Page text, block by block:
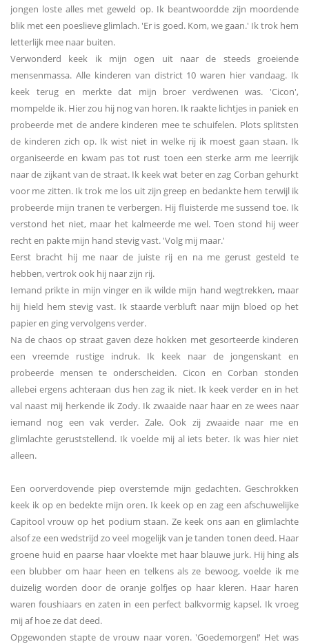
jongen loste alles met geweld op. Ik beantwoordde zijn moordende
blik met een poeslieve glimlach. 'Er is goed. Kom, we gaan.' Ik trok hem
letterlijk mee naar buiten.
Verwonderd keek ik mijn ogen uit naar de steeds groeiende
mensenmassa. Alle kinderen van district 10 waren hier vandaag. Ik
keek terug en merkte dat mijn broer verdwenen was. 'Cicon',
mompelde ik. Hier zou hij nog van horen. Ik raakte lichtjes in paniek en
probeerde met de andere kinderen mee te schuifelen. Plots splitsten
de kinderen zich op. Ik wist niet in welke rij ik moest gaan staan. Ik
organiseerde en kwam pas tot rust toen een sterke arm me leerrijk
naar de zijkant van de straat. Ik keek wat beter en zag Corban gehurkt
voor me zitten. Ik trok me los uit zijn greep en bedankte hem terwijl ik
probeerde mijn tranen te verbergen. Hij fluisterde me sussend toe. Ik
verstond het niet, maar het kalmeerde me wel. Toen stond hij weer
recht en pakte mijn hand stevig vast. 'Volg mij maar.'
Eerst bracht hij me naar de juiste rij en na me gerust gesteld te
hebben, vertrok ook hij naar zijn rij.
Iemand prikte in mijn vinger en ik wilde mijn hand wegtrekken, maar
hij hield hem stevig vast. Ik staarde verbluft naar mijn bloed op het
papier en ging vervolgens verder.
Na de chaos op straat gaven deze hokken met gesorteerde kinderen
een vreemde rustige indruk. Ik keek naar de jongenskant en
probeerde mensen te onderscheiden. Cicon en Corban stonden
allebei ergens achteraan dus hen zag ik niet. Ik keek verder en in het
val naast mij herkende ik Zody. Ik zwaaide naar haar en ze wees naar
iemand nog een vak verder. Zale. Ook zij zwaaide naar me en
glimlachte geruststellend. Ik voelde mij al iets beter. Ik was hier niet
alleen.
Een oorverdovende piep overstemde mijn gedachten. Geschrokken
keek ik op en bedekte mijn oren. Ik keek op en zag een afschuwelijke
Capitool vrouw op het podium staan. Ze keek ons aan en glimlachte
alsof ze een wedstrijd zo veel mogelijk van je tanden tonen deed. Haar
groene huid en paarse haar vloekte met haar blauwe jurk. Hij hing als
een blubber om haar heen en telkens als ze bewoog, voelde ik me
duizelig worden door de oranje golfjes op haar kleren. Haar haren
waren foushiaars en zaten in een perfect balkvormig kapsel. Ik vroeg
mij af hoe ze dat deed.
Opgewonden stapte de vrouw naar voren. 'Goedemorgen!' Het was